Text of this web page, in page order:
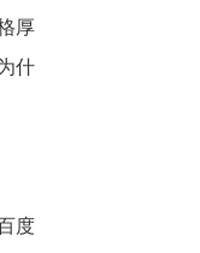
厚
什
度